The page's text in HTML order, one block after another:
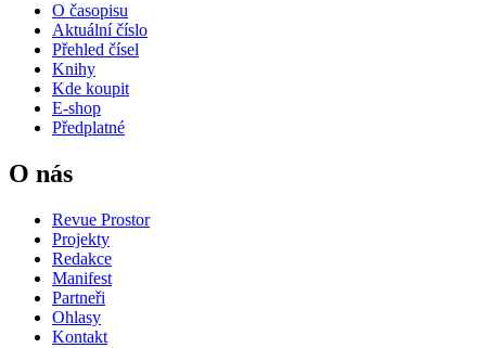
O časopisu
Aktuální číslo
Přehled čísel
Knihy
Kde koupit
E-shop
Předplatné
O nás
Revue Prostor
Projekty
Redakce
Manifest
Partneři
Ohlasy
Kontakt